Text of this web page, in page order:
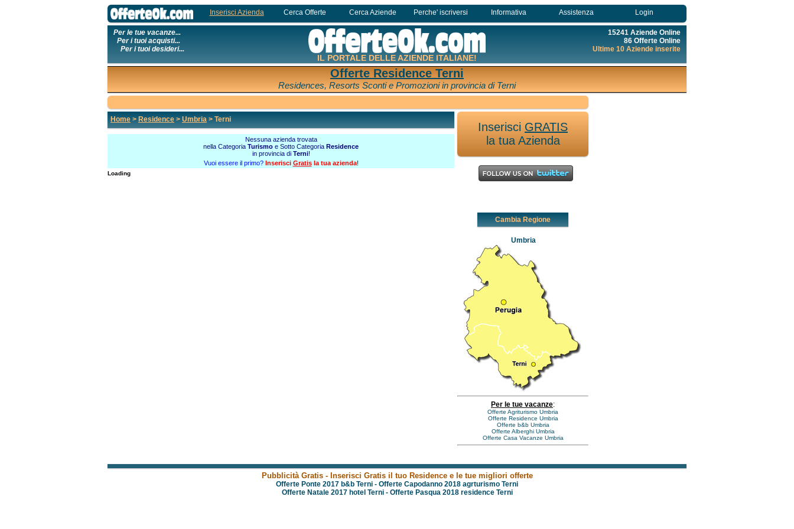
Inserisci Azienda Cerca Offerte Cerca Aziende Perche' iscriversi Informativa Assistenza Login
Per le tue vacanze...
Per i tuoi acquisti...
Per i tuoi desideri...
IL PORTALE DELLE AZIENDE ITALIANE!
15241 Aziende Online
86 Offerte Online
Ultime 10 Aziende inserite
Offerte Residence Terni
Residences, Resorts Sconti e Promozioni in provincia di Terni
Home > Residence > Umbria > Terni
Nessuna azienda trovata
nella Categoria Turismo e Sotto Categoria Residence
in provincia di Terni!
Vuoi essere il primo? Inserisci Gratisla tua azienda!
Loading
Inserisci GRATIS
la tua Azienda
Cambia Regione
Umbria
Per le tue vacanze:
Offerte Agriturismo Umbria
Offerte Residence Umbria
Offerte b&b Umbria
Offerte Alberghi Umbria
Offerte Casa Vacanze Umbria
Pubblicità Gratis - Inserisci Gratis il tuo Residence e le tue migliori offerte
Offerte Ponte 2017 b&b Terni - Offerte Capodanno 2018 agrturismo Terni
Offerte Natale 2017 hotel Terni- Offerte Pasqua 2018 residence Terni